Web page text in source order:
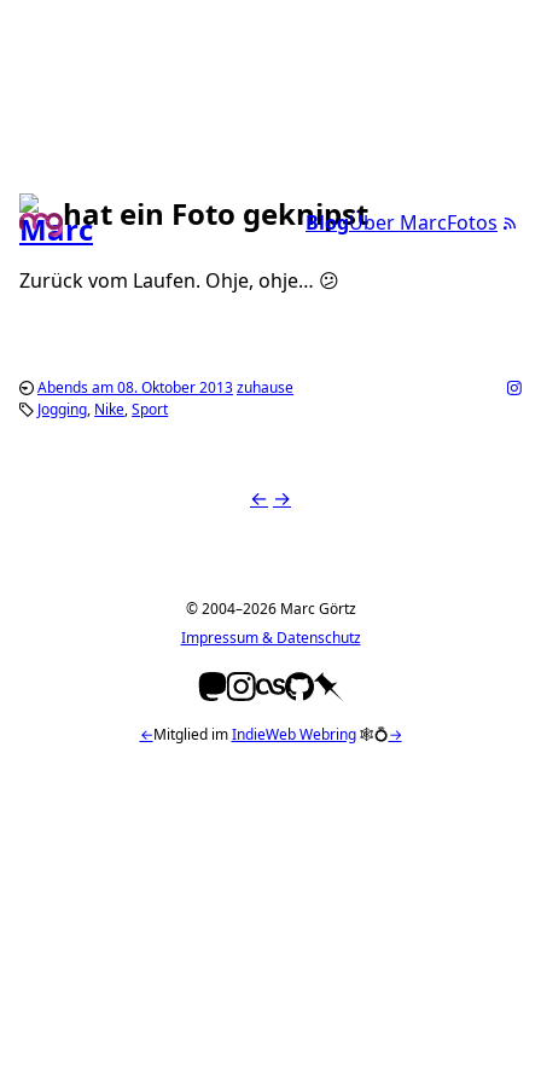
BlogÜber MarcFotos
hat ein Foto geknipst
Zurück vom Laufen. Ohje, ohje… 😕
Abends am 08. Oktober 2013zuhause
Jogging Nike Sport
← →
© 2004–2026 Marc Görtz
Impressum & Datenschutz
←Mitglied imIndieWeb Webring🕸💍→